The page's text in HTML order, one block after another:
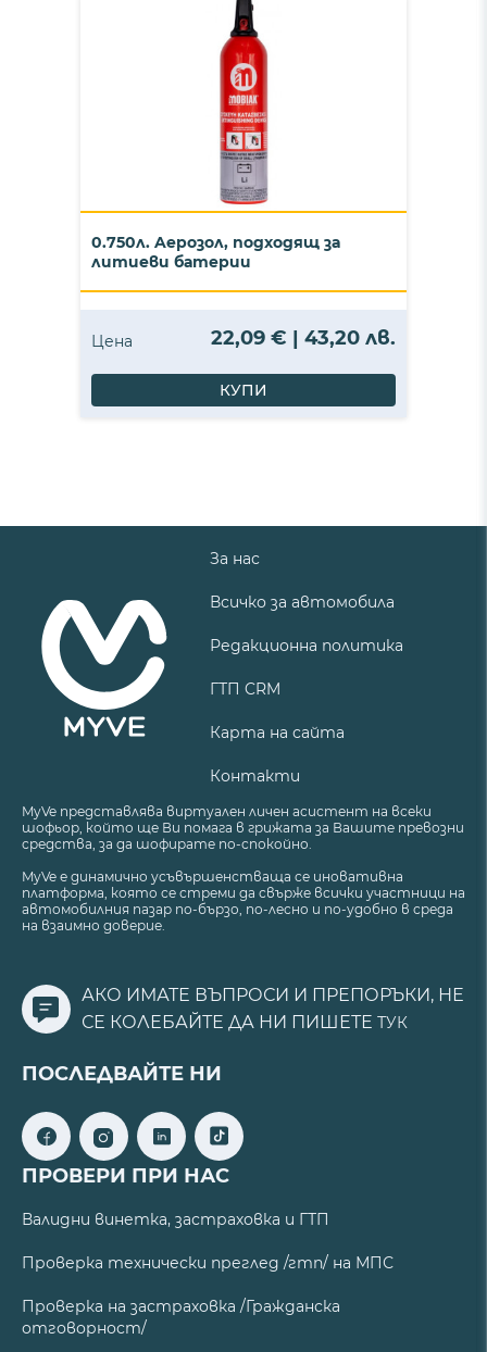
0.750л. Aерозол, подходящ за
литиеви батерии
Цена 22,09 € | 43,20 лв.
КУПИ
За нас
Всичко за автомобила
Редакционна политика
ГТП CRM
Карта на сайта
Контакти
MyVe представлява виртуален личен асистент на всеки
шофьор, който ще Ви помага в грижата за Вашите превозни
средства, за да шофирате по-спокойно.
MyVe е динамично усъвършенстваща се иновативна
платформа, която се стреми да свърже всички участници на
автомобилния пазар по-бързо, по-лесно и по-удобно в среда
на взаимно доверие.
АКО ИМАТЕ ВЪПРОСИ И ПРЕПОРЪКИ, НЕ
СЕ КОЛЕБАЙТЕ ДА НИ ПИШЕТЕ ТУК
ПОСЛЕДВАЙТЕ НИ
ПРОВЕРИ ПРИ НАС
Валидни винетка, застраховка и ГТП
Проверка технически преглед /гтп/ на МПС
Проверка на застраховка /Гражданска
отговорност/